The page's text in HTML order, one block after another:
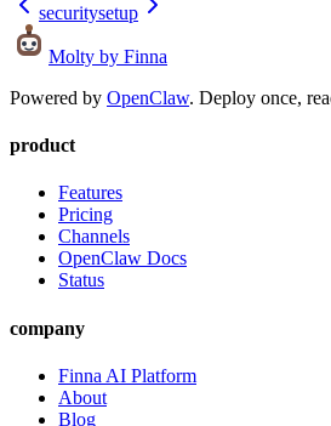
securitysetup
Molty by Finna
Powered by OpenClaw. Deploy once,
product
Features
Pricing
Channels
OpenClaw Docs
Status
company
Finna AI Platform
About
Blog